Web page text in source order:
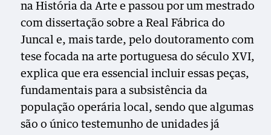
na História da Arte e passou por um mestrado
com dissertação sobre a Real Fábrica do
Juncal e, mais tarde, pelo doutoramento com
tese focada na arte portuguesa do século XVI,
explica que era essencial incluir essas peças,
fundamentais para a subsistência da
população operária local, sendo que algumas
são o único testemunho de unidades já